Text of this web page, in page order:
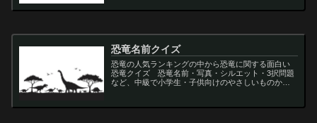
恐竜名前クイズ
恐竜の人気ランキングの中から恐竜に関する面白い
恐竜クイズ 恐竜名前・写真・シルエット・3択問題
など、中級で小学生・子供向けのやさしいものから
サ...